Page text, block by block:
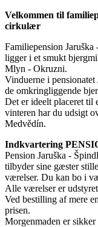
Velkommen til
cirkulær
Familiepension
ligger i et smukt
Mlyn - Okruzni.
Vinduerne i
de omkringliggende
Det er ideelt placeret til
vinteren har du udsigt
Medvědín.
Indkvartering
Pension Jaruška -
tilbyder sine gæster
værelser. Du kan bo i
Alle værelser er
Ved bestilling af mere
prisen.
Morgenmaden er